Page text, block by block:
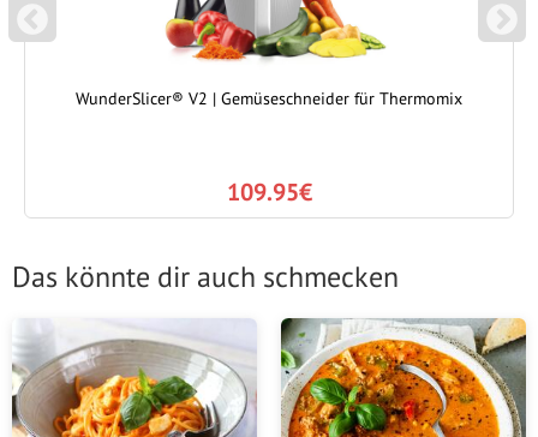
P
REVIOUS
WunderSlicer® V2 | Gemüseschneider für Thermomix
109.95€
N
EXT
Das könnte dir auch schmecken